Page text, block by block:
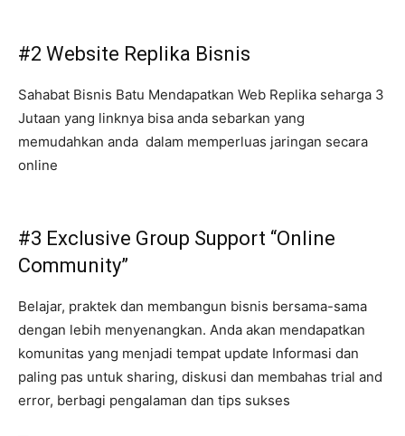
#2 Website Replika Bisnis
Sahabat Bisnis Batu Mendapatkan Web Replika seharga 3
Jutaan yang linknya bisa anda sebarkan yang
memudahkan anda dalam memperluas jaringan secara
online
#3 Exclusive Group Support “Online
Community”
Belajar, praktek dan membangun bisnis bersama-sama
dengan lebih menyenangkan. Anda akan mendapatkan
komunitas yang menjadi tempat update Informasi dan
paling pas untuk sharing, diskusi dan membahas trial and
error, berbagi pengalaman dan tips sukses